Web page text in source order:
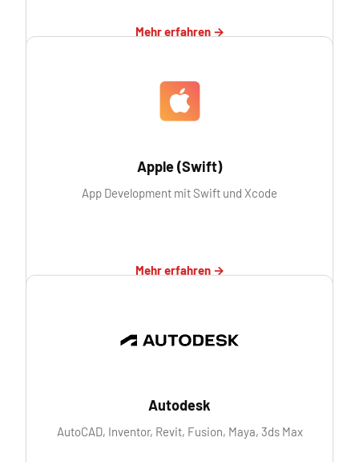
Mehr erfahren →
Apple (Swift)
App Development mit Swift und Xcode
Mehr erfahren →
Autodesk
AutoCAD, Inventor, Revit, Fusion, Maya, 3ds Max